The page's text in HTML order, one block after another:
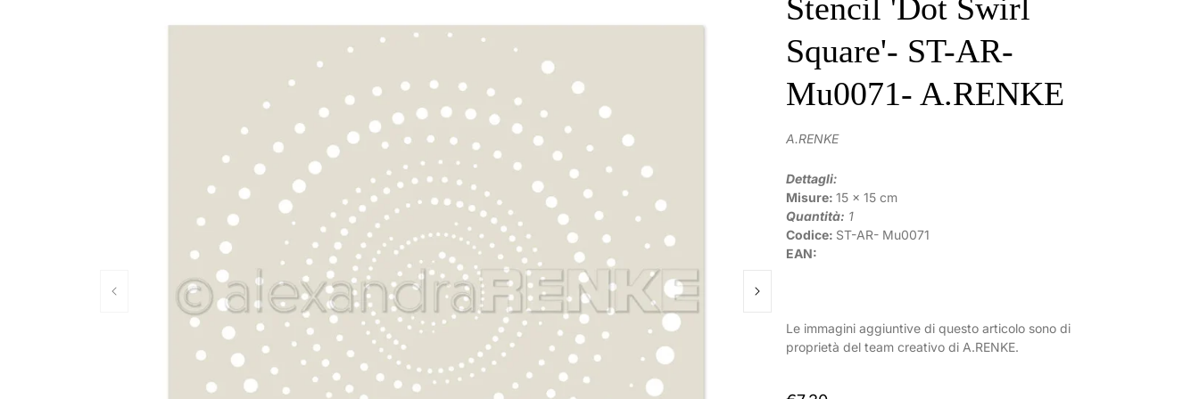
Stencil 'Dot Swirl
Square'- ST-AR-
Mu0071- A.RENKE
A.RENKE
Dettagli:
Misure:15 x 15 cm
Quantità: 1
Codice: ST-AR- Mu0071
EAN:
Le immagini aggiuntive di questo articolo sono di
proprietà del team creativo di A.RENKE.